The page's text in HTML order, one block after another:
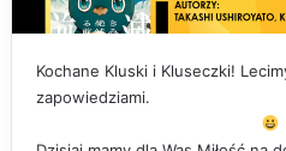
Kochane Kluski i Kluseczki!
zapowiedziami.